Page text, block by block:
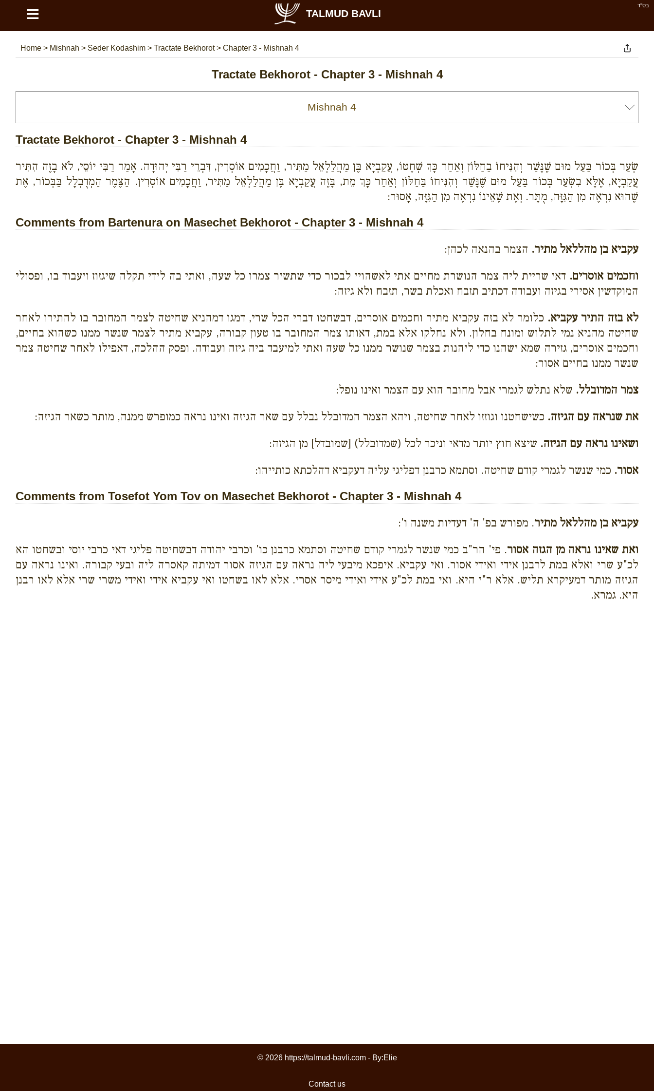
בס''ד ≡ TALMUD BAVLI
Home > Mishnah > Seder Kodashim > Tractate Bekhorot> Chapter 3 - Mishnah 4
Tractate Bekhorot - Chapter 3 - Mishnah 4
Tractate Bekhorot - Chapter 3 - Mishnah 4
שְׂעַר בְּכוֹר בַּעַל מוּם שֶׁנָּשַׁר וְהִנִּיחוֹ בַחַלּוֹן וְאַחַר כָּךְ שְׁחָטוֹ, עֲקַבְיָא בֶּן מַהֲלַלְאֵל מַתִּיר, וַחֲכָמִים אוֹסְרִין, דִּבְרֵי רַבִּי יְהוּדָה. אָמַר רַבִּי יוֹסֵי, לֹא בָזֶה הִתִּיר
עֲקַבְיָא, אֶלָּא בִשְׂעַר בְּכוֹר בַּעַל מוּם שֶׁנָּשַׁר וְהִנִּיחוֹ בַּחַלּוֹן וְאַחַר כָּךְ מֵת, בָּזֶה עֲקַבְיָא בֶּן מַהֲלַלְאֵל מַתִּיר, וַחֲכָמִים אוֹסְרִין. הַצֶּמֶר הַמְדֻבְלָל בַּבְּכוֹר, אֶת
שֶׁהוּא נִרְאֶה מִן הַגִּזָּה, מֻתָּר. וְאֶת שֶׁאֵינוֹ נִרְאֶה מִן הַגִּזָּה, אָסוּר:
Comments from Bartenura on Masechet Bekhorot - Chapter 3 - Mishnah 4
עקביא בן מהללאל מתיר. הצמר בהנאה לכהן:
וחכמים אוסרים. דאי שריית ליה צמר הנושרת מחיים אתי לאשהויי לבכור כדי שתשיר צמרו כל שעה, ואתי בה לידי תקלה שיגזוז ויעבוד בו, ופסולי
המוקדשין אסירי בגיזה ועבודה דכתיב תזבח ואכלת בשר, תזבח ולא גיזה:
לא בזה התיר עקביא. כלומר לא בזה עקביא מתיר וחכמים אוסרים, דבשחטו דברי הכל שרי, דמגו דמהניא שחיטה לצמר המחובר בו להתירו לאחר
שחיטה מהניא נמי לתלוש ומונח בחלון. ולא נחלקו אלא במת, דאותו צמר המחובר בו טעון קבורה, עקביא מתיר לצמר שנשר ממנו כשהוא בחיים,
וחכמים אוסרים, גזירה שמא ישהנו כדי ליהנות בצמר שנושר ממנו כל שעה ואתי למיעבד ביה גיזה ועבודה. ופסק ההלכה, דאפילו לאחר שחיטה צמר
שנשר ממנו בחיים אסור:
צמר המדובלל. שלא נתלש לגמרי אבל מחובר הוא עם הצמר ואינו נופל:
את שנראה עם הגיזה. כשישחטנו וגוזזו לאחר שחיטה, ויהא הצמר המדובלל נבלל עם שאר הגיזה ואינו נראה כמופרש ממנה, מותר כשאר הגיזה:
ושאינו נראה עם הגיזה. שיצא חוץ יותר מדאי וניכר לכל (שמדובלל) [שמובדל] מן הגיזה:
אסור. כמי שנשר לגמרי קודם שחיטה. וסתמא כרבנן דפליגי עליה דעקביא דהלכתא כותייהו:
Comments from Tosefot Yom Tov on Masechet Bekhorot - Chapter 3 - Mishnah 4
עקביא בן מהללאל מתיר. מפורש בפ' ה' דעדיות משנה ו':
ואת שאינו נראה מן הגזה אסור. פי' הר"ב כמי שנשר לגמרי קודם שחיטה וסתמא כרבנן כו' וכרבי יהודה דבשחיטה פליגי דאי כרבי יוסי ובשחטו הא
לכ"ע שרי ואלא במת לרבנן אידי ואידי אסור. ואי עקביא. איפכא מיבעי ליה נראה עם הגיזה אסור דמיתה קאסרה ליה ובעי קבורה. ואינו נראה עם
הגיזה מותר דמעיקרא תליש. אלא ר"י היא. ואי במת לכ"ע אידי ואידי מיסר אסרי. אלא לאו בשחטו ואי עקביא אידי ואידי משרי שרי אלא לאו רבנן
היא. גמרא.
© 2026 https://talmud-bavli.com - By:Elie
Contact us